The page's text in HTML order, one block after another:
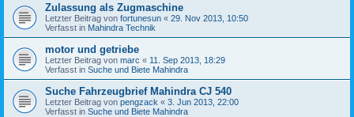
Zulassung als Zugmaschine
Letzter Beitrag von fortunesun « 29. Nov 2013, 10:50
Verfasst in Mahindra Technik
motor und getriebe
Letzter Beitrag von marc « 11. Sep 2013, 18:29
Verfasst in Suche und Biete Mahindra
Suche Fahrzeugbrief Mahindra CJ 540
Letzter Beitrag von pengzack « 3. Jun 2013, 22:00
Verfasst in Suche und Biete Mahindra